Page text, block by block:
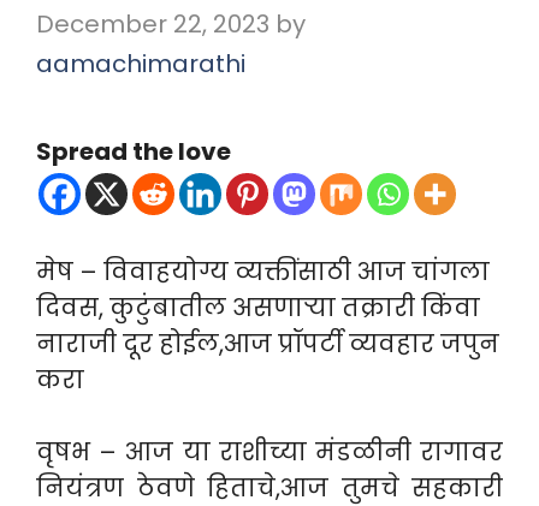
December 22, 2023 by
aamachimarathi
Spread the love
मेष – विवाहयोग्य व्यक्तींसाठी आज चांगला
दिवस, कुटुंबातील असणाऱ्या तक्रारी किंवा
नाराजी दूर होईल,आज प्रॉपर्टी व्यवहार जपुन
करा
वृषभ – आज या राशीच्या मंडळीनी रागावर
नियंत्रण ठेवणे हिताचे,आज तुमचे सहकारी